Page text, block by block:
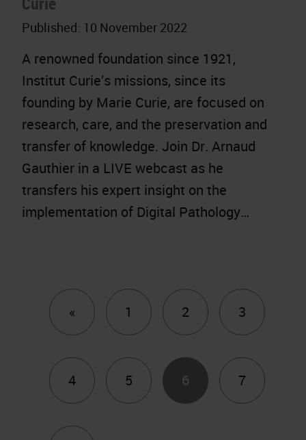
Published: 10 November 2022
A renowned foundation since 1921,
Institut Curie’s missions, since its
founding by Marie Curie, are focused on
research, care, and the preservation and
transfer of knowledge. Join Dr. Arnaud
Gauthier in a LIVE webcast as he
transfers his expert insight on the
implementation of Digital Pathology…
« Previous1 2 3
4 5 6 7